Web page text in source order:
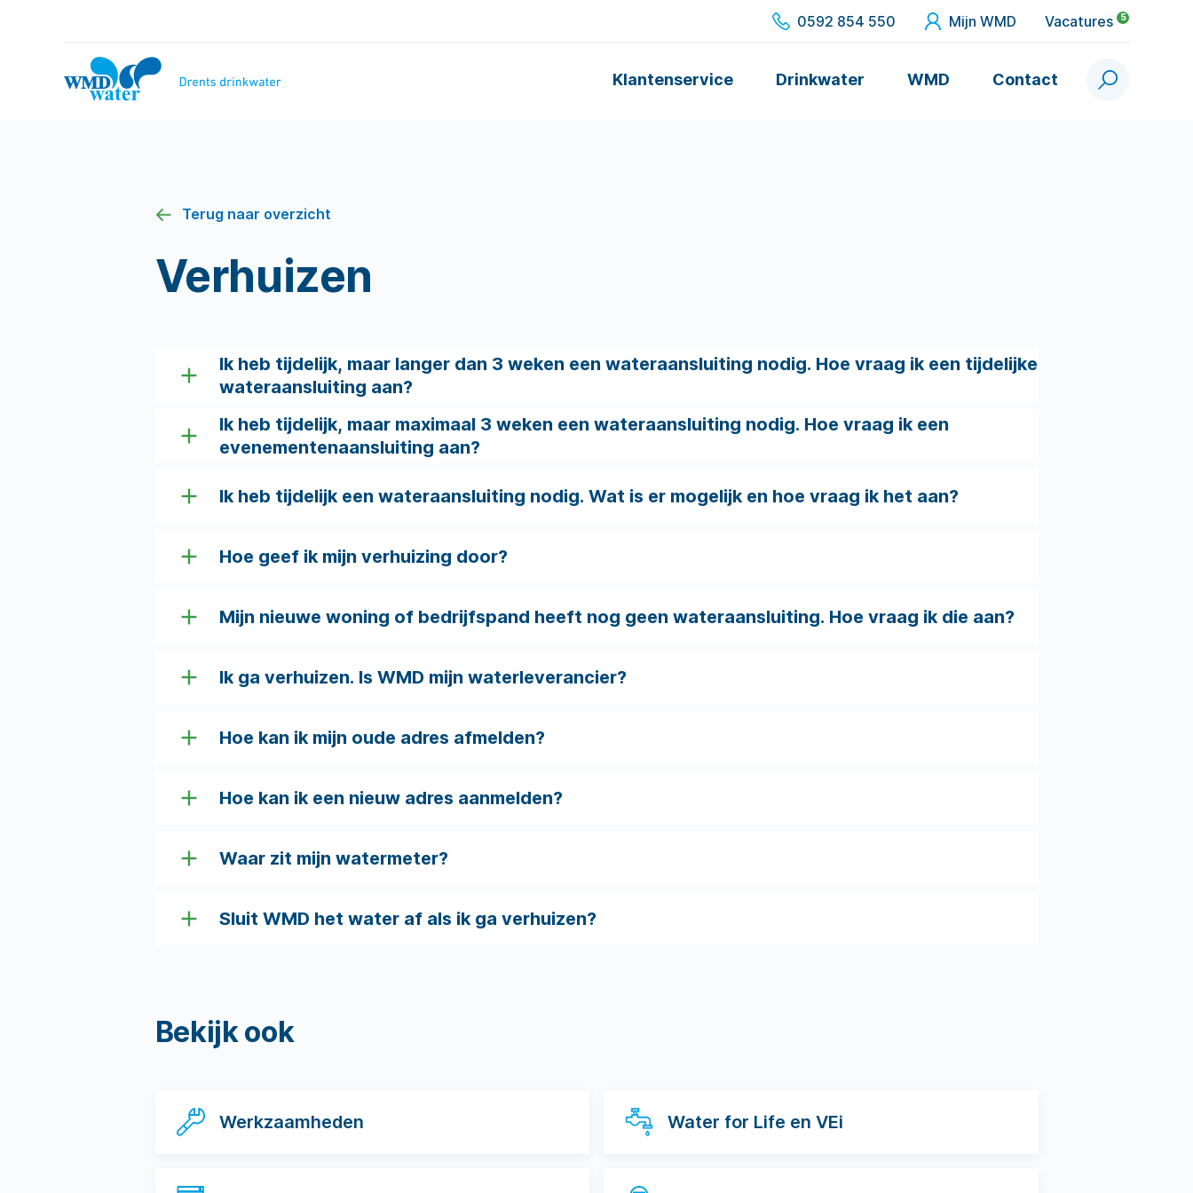
0592 854 550 Mijn WMD Vacatures 5
WMD
Drinkwater
Klantenservice Drinkwater WMD Contact Zoek
Terug naar overzicht
Verhuizen
Ik heb tijdelijk, maar langer dan 3 weken een wateraansluiting nodig. Hoe vraag ik een tijdelijke
wateraansluiting aan?
Ik heb tijdelijk, maar maximaal 3 weken een wateraansluiting nodig. Hoe vraag ik een
evenementenaansluiting aan?
Ik heb tijdelijk een wateraansluiting nodig. Wat is er mogelijk en hoe vraag ik het aan?
Hoe geef ik mijn verhuizing door?
Mijn nieuwe woning of bedrijfspand heeft nog geen wateraansluiting. Hoe vraag ik die aan?
Ik ga verhuizen. Is WMD mijn waterleverancier?
Hoe kan ik mijn oude adres afmelden?
Hoe kan ik een nieuw adres aanmelden?
Waar zit mijn watermeter?
Sluit WMD het water af als ik ga verhuizen?
Bekijk ook
Werkzaamheden Water for Life en VEi